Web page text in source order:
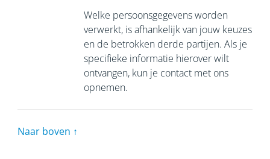
Welke persoonsgegevens worden
verwerkt, is afhankelijk van jouw keuzes
en de betrokken derde partijen. Als je
specifieke informatie hierover wilt
ontvangen, kun je contact met ons
opnemen.
Naar boven ↑